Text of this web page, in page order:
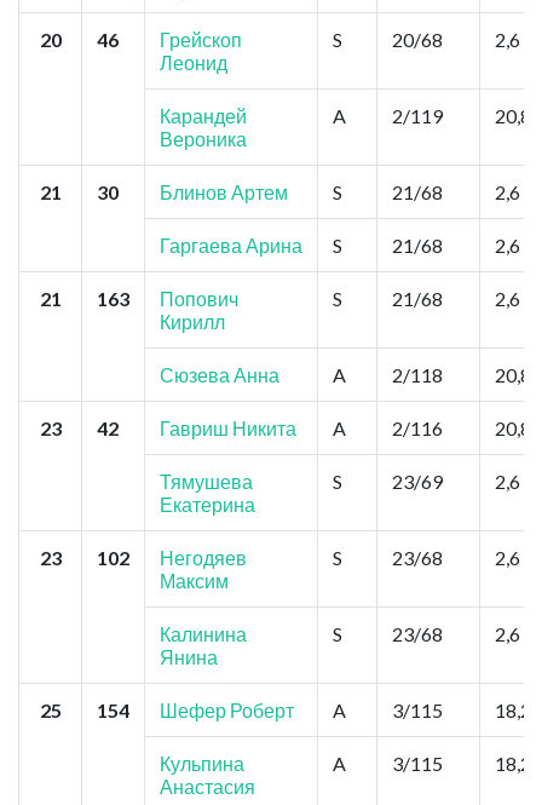
20 46
Грейскоп
Леонид
S 20/68 2,6
Карандей
Вероника
A 2/119 20,8
21 30 Блинов Артем S 21/68 2,6
Гаргаева Арина S 21/68 2,6
21 163
Попович
Кирилл
S 21/68 2,6
Сюзева Анна A 2/118 20,8
23 42 Гавриш Никита A 2/116 20,8
Тямушева
Екатерина
S 23/69 2,6
23 102
Негодяев
Максим
S 23/68 2,6
Калинина
Янина
S 23/68 2,6
25 154 Шефер Роберт A 3/115 18,2
Кульпина
Анастасия
A 3/115 18,2